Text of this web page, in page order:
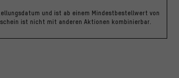
und ist ab einem Mindestbestellwert von
ist nicht mit anderen Aktionen kombinierbar.